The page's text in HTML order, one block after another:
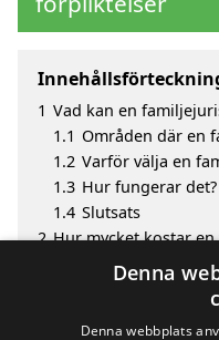
1 Vad kan en
1.1 Områden där en
1.2 Varför välja en
1.3 Hur fungerar det?
1.4 Slutsats
2 Hur mycket kostar
Fördelar med att
Sök efter en skicklig
Denna
Denna webbplats